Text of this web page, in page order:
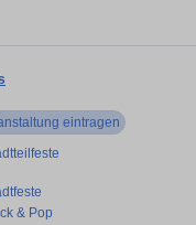
eintragen
& Pop